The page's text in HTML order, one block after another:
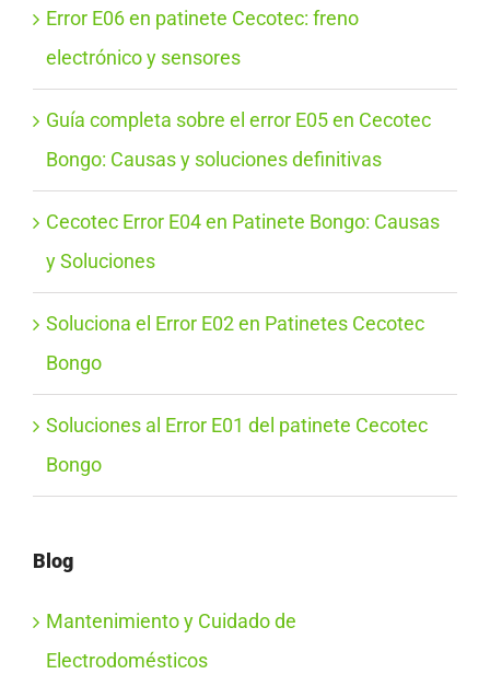
Error E06 en patinete Cecotec: freno
electrónico y sensores
Guía completa sobre el error E05 en Cecotec
Bongo: Causas y soluciones definitivas
Cecotec Error E04 en Patinete Bongo: Causas
y Soluciones
Soluciona el Error E02 en Patinetes Cecotec
Bongo
Soluciones al Error E01 del patinete Cecotec
Bongo
Blog
Mantenimiento y Cuidado de
Electrodomésticos